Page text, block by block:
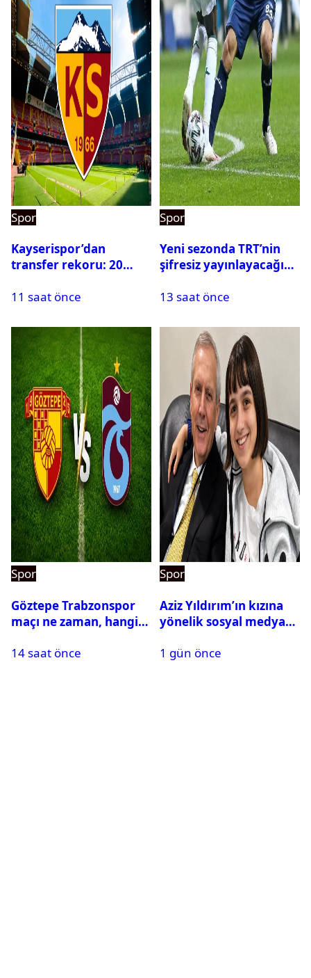
Spor
Kayserispor’dan
transfer rekoru: 20
11 saat önce
Spor
Yeni sezonda TRT’nin
şifresiz yayınlayacağı
13 saat önce
Spor
Göztepe Trabzonspor
maçı ne zaman, hangi
oynayacak mı?
14 saat önce
Spor
Aziz Yıldırım’ın kızına
yönelik sosyal medya
hakkında karar çıktı
1 gün önce